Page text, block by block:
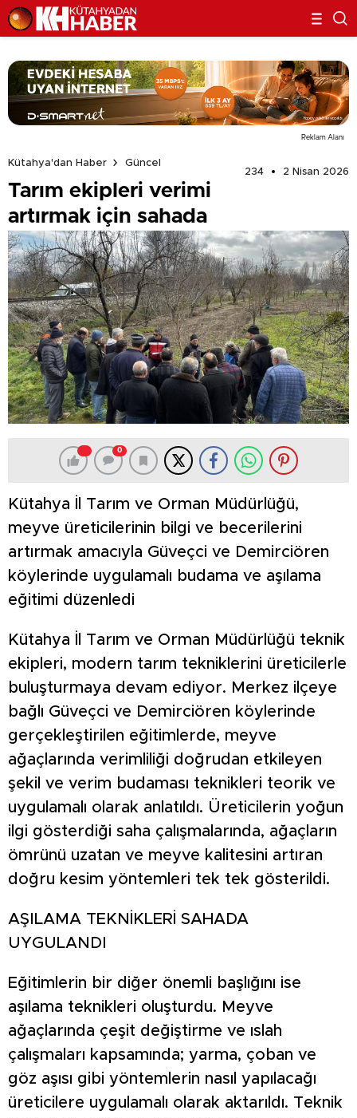
Reklam Alanı
Kütahya'dan Haber
Güncel
234
2 Nisan 2026
Tarım ekipleri verimi
artırmak için sahada
0
Kütahya İl Tarım ve Orman Müdürlüğü,
meyve üreticilerinin bilgi ve becerilerini
artırmak amacıyla Güveçci ve Demirciören
köylerinde uygulamalı budama ve aşılama
eğitimi düzenledi
Kütahya İl Tarım ve Orman Müdürlüğü teknik
ekipleri, modern tarım tekniklerini üreticilerle
buluşturmaya devam ediyor. Merkez ilçeye
bağlı Güveçci ve Demirciören köylerinde
gerçekleştirilen eğitimlerde, meyve
ağaçlarında verimliliği doğrudan etkileyen
şekil ve verim budaması teknikleri teorik ve
uygulamalı olarak anlatıldı. Üreticilerin yoğun
ilgi gösterdiği saha çalışmalarında, ağaçların
ömrünü uzatan ve meyve kalitesini artıran
doğru kesim yöntemleri tek tek gösterildi.
AŞILAMA TEKNİKLERİ SAHADA
UYGULANDI
Eğitimlerin bir diğer önemli başlığını ise
aşılama teknikleri oluşturdu. Meyve
ağaçlarında çeşit değiştirme ve ıslah
çalışmaları kapsamında; yarma, çoban ve
göz aşısı gibi yöntemlerin nasıl yapılacağı
üreticilere uygulamalı olarak aktarıldı. Teknik